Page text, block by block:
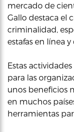
mercado de
Gallo destaca el
criminalidad,
estafas en línea
Estas
para las
unos beneficios
en muchos
herramientas